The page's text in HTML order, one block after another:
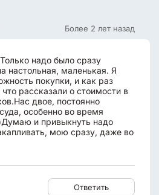
Более 2 лет назад
надо было сразу
настольная, маленькая. Я
покупки, и как раз
рассказали о стоимости в
двое, постоянно
особенно во время
и привыкнуть надо
мою сразу, даже во
Ответить